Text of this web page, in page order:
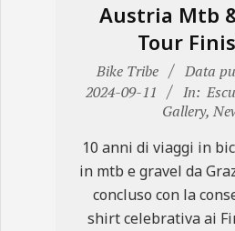
Austria Mtb
Tour
2024-
09-
Bike Tribe
Data
2024-09-11
In:
Gallery,
10 anni di viaggi in
in mtb e gravel da
concluso con la
shirt celebrativa ai